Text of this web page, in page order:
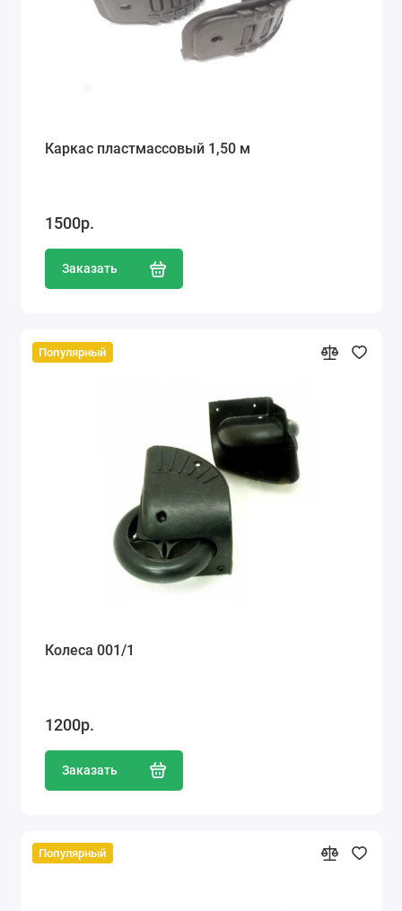
Каркас пластмассовый 1,50 м
1500р.
Заказать
Популярный
Колеса 001/1
1200р.
Заказать
Популярный